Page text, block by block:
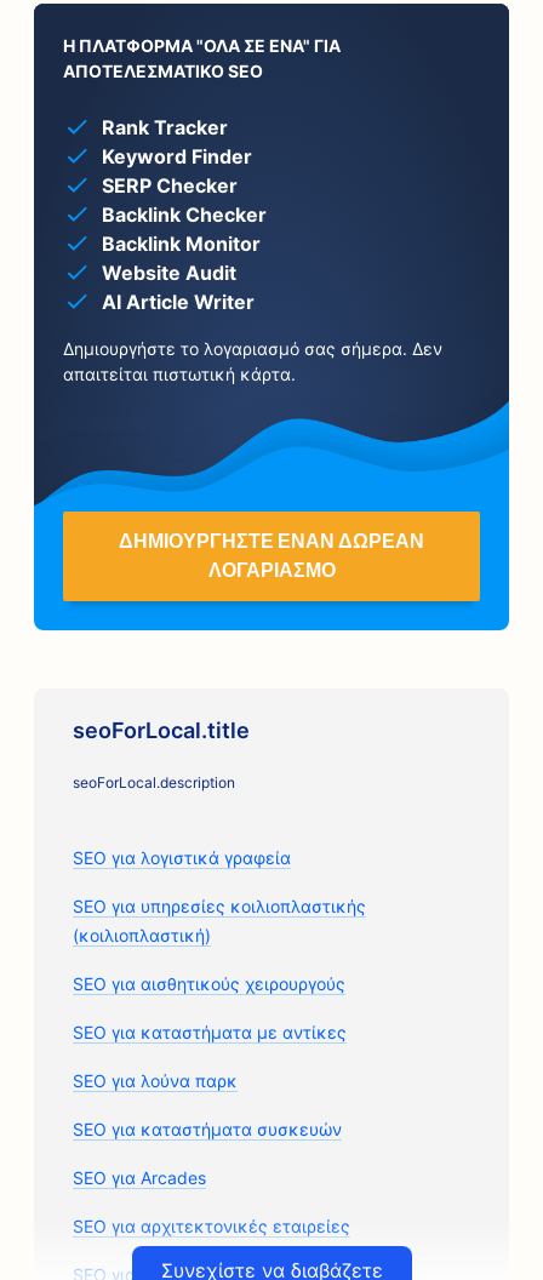
Η ΠΛΑΤΦΌΡΜΑ "ΌΛΑ ΣΕ ΈΝΑ" ΓΙΑ
ΑΠΟΤΕΛΕΣΜΑΤΙΚΌ SEO
Rank Tracker
Keyword Finder
SERP Checker
Backlink Checker
Backlink Monitor
Website Audit
AI Article Writer
Δημιουργήστε το λογαριασμό σας σήμερα. Δεν
απαιτείται πιστωτική κάρτα.
ΔΗΜΙΟΥΡΓΉΣΤΕ ΈΝΑΝ ΔΩΡΕΆΝ
ΛΟΓΑΡΙΑΣΜΌ
seoForLocal.title
seoForLocal.description
SEO για λογιστικά γραφεία
SEO για υπηρεσίες κοιλιοπλαστικής
(κοιλιοπλαστική)
SEO για αισθητικούς χειρουργούς
SEO για καταστήματα με αντίκες
SEO για λούνα παρκ
SEO για καταστήματα συσκευών
SEO για Arcades
SEO για αρχιτεκτονικές εταιρείες
SEO για συνεργεία αυτοκινήτων
Συνεχίστε να διαβάζετε